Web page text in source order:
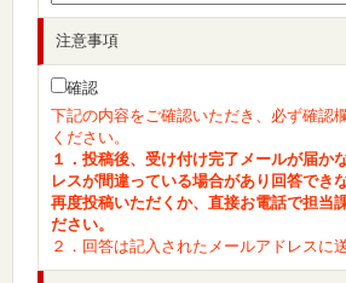
注意事項
確認
下記の内容をご確認いただき、必ず確認
ください。
１．投稿後、受け付け完了メールが届か
レスが間違っている場合があり回答でき
再度投稿いただくか、直接お電話で担当
ださい。
２．回答は記入されたメールアドレスに